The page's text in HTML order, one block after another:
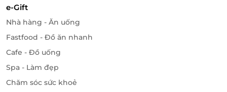
e-Gift
Nhà hàng - Ăn uống
Fastfood - Đồ ăn nhanh
Cafe - Đồ uống
Spa - Làm đẹp
Chăm sóc sức khoẻ